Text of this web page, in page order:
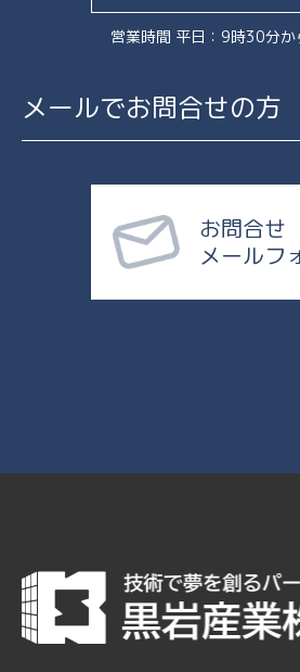
営業時間 平日：9時30分
メールでお問合せの方
お問合せ
メールフ